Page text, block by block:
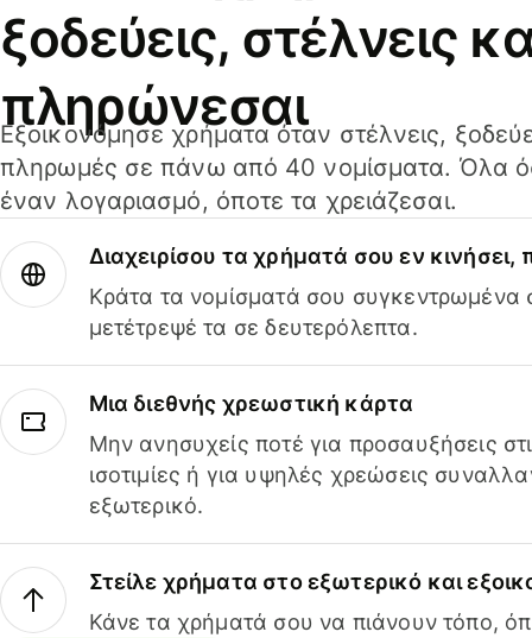
ξοδεύεις, στέλνεις
πληρώνεσαι
Εξοικονόμησε χρήματα όταν στέλνεις,
πληρωμές σε πάνω από 40 νομίσματα. Όλα
έναν λογαριασμό, όποτε τα χρειάζεσαι.
Διαχειρίσου τα χρήματά σου εν
Κράτα τα νομίσματά σου συγκεντρωμένα
μετέτρεψέ τα σε δευτερόλεπτα.
Μια διεθνής χρεωστική κάρτα
Μην ανησυχείς ποτέ για προσαυξήσεις
ισοτιμίες ή για υψηλές χρεώσεις
εξωτερικό.
Στείλε χρήματα στο εξωτερικό και
Κάνε τα χρήματά σου να πιάνουν τόπο,